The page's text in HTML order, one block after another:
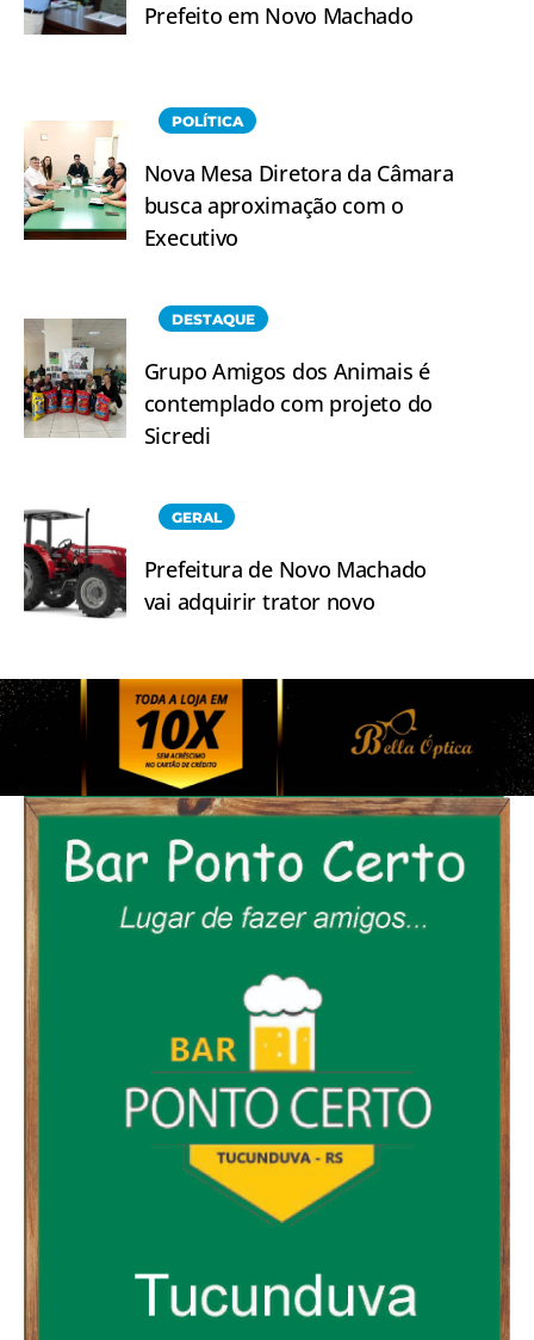
Prefeito em Novo Machado
POLÍTICA
Nova Mesa Diretora da Câmara
busca aproximação com o
Executivo
DESTAQUE
Grupo Amigos dos Animais é
contemplado com projeto do
Sicredi
GERAL
Prefeitura de Novo Machado
vai adquirir trator novo